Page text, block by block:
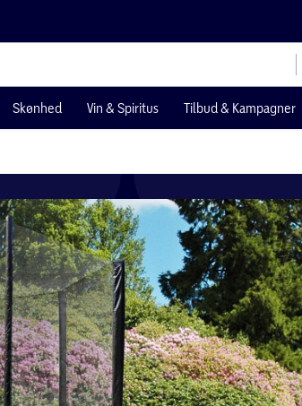
Skønhed Vin & Spiritus Tilbud & Kampagner